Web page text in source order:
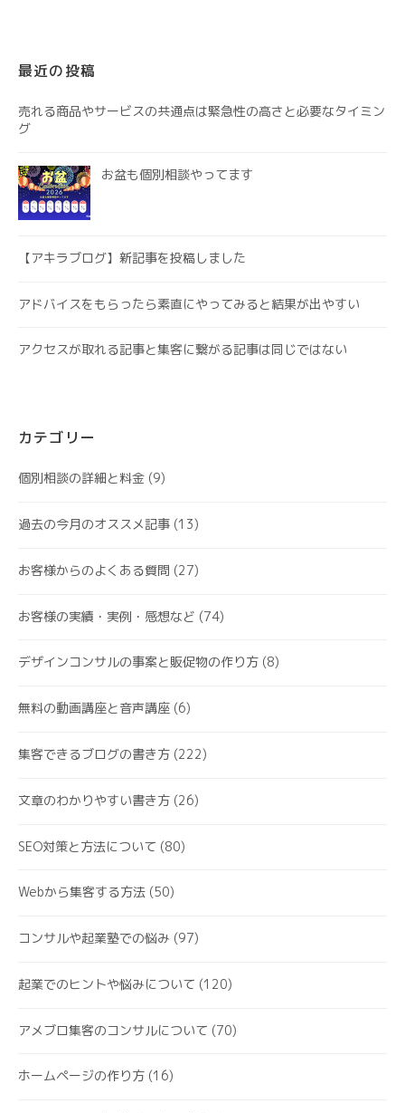
最近の投稿
売れる商品やサービスの共通点は緊急性の高さと必要なタイミン
グ
お盆も個別相談やってます
【アキラブログ】新記事を投稿しました
アドバイスをもらったら素直にやってみると結果が出やすい
アクセスが取れる記事と集客に繋がる記事は同じではない
カテゴリー
個別相談の詳細と料金 (9)
過去の今月のオススメ記事 (13)
お客様からのよくある質問 (27)
お客様の実績・実例・感想など (74)
デザインコンサルの事案と販促物の作り方 (8)
無料の動画講座と音声講座 (6)
集客できるブログの書き方 (222)
文章のわかりやすい書き方 (26)
SEO対策と方法について (80)
Webから集客する方法 (50)
コンサルや起業塾での悩み (97)
起業でのヒントや悩みについて (120)
アメブロ集客のコンサルについて (70)
ホームページの作り方 (16)